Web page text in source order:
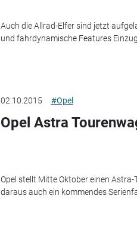
Auch die Allrad-Elfer sind jetzt
und fahrdynamische Features
02.10.2015 #Opel
Opel Astra
Opel stellt Mitte Oktober einen
daraus auch ein kommendes